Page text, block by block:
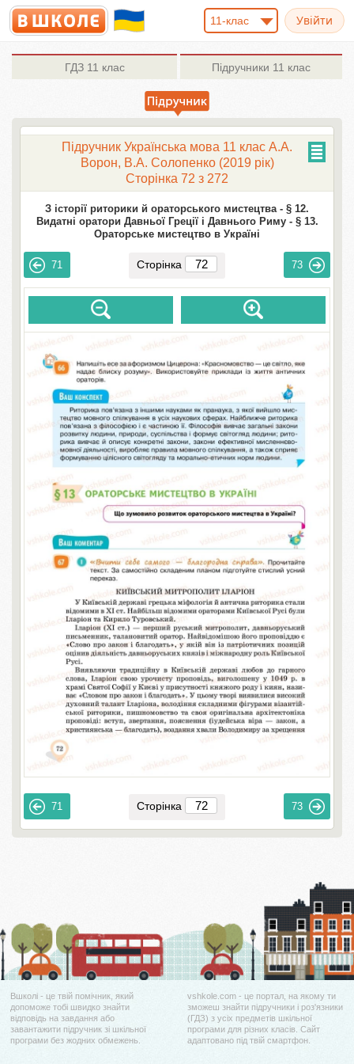
11-клас
ГДЗ11 клас Підручники 11 клас
Підручник Українська мова 11 клас А.А.
Ворон, В.А. Солопенко (2019 рік)
Сторінка 72 з 272
З історії риторики й ораторського мистецтва - § 12.
Видатні оратори Давньої Греції і Давнього Риму - § 13.
Ораторське мистецтво в Україні
71 Сторінка 73
71 Сторінка 73
Вшколі - це твій помічник, який
допоможе тобі швидко знайти
відповідь на завдання або
завантажити підручник зі шкільної
програми без жодних обмежень.
vshkole.com - це портал, на якому ти
зможеш знайти підручники і роз'язники
(ГДЗ) з усіх предметів шкільної
програми для різних класів. Сайт
адаптовано під твій смартфон.